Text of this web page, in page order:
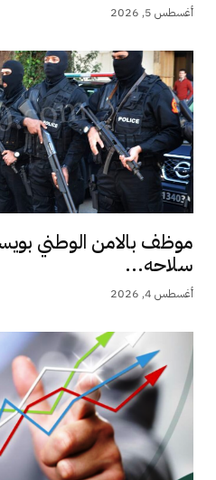
أغسطس 5, 2026
موظف بالامن الوطني
سلاحه...
أغسطس 4, 2026